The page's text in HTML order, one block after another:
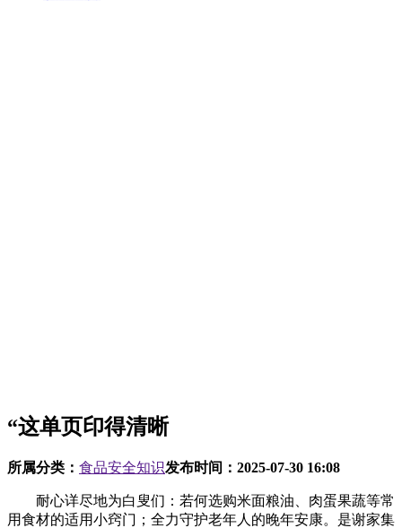
“这单页印得清晰
所属分类： 食品安全知识发布时间： 2025-07-30 16:08
耐心详尽地为白叟们：若何选购米面粮油、肉蛋果蔬等常
用食材的适用小窍门；全力守护老年人的晚年安康。是谢家集